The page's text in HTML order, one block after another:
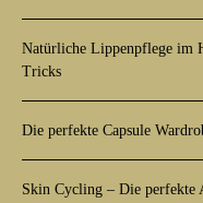
Natürliche Lippenpflege im
Tricks
Die perfekte Capsule
Skin Cycling – Die perfekte